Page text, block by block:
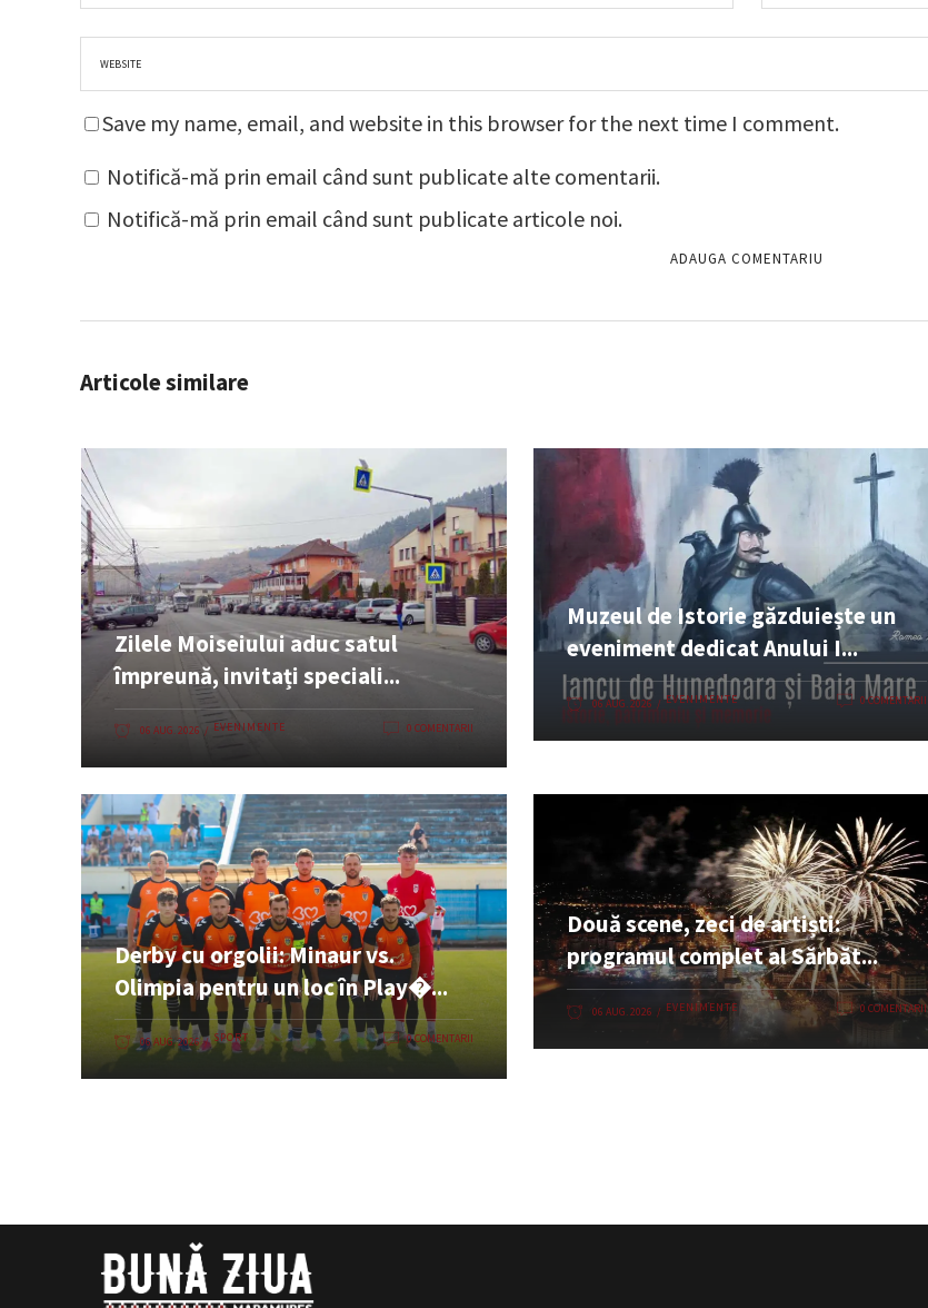
Save my name, email, and website in this browser for the next time I comment.
Notifică-mă prin email când sunt publicate alte comentarii.
Notifică-mă prin email când sunt publicate articole noi.
Articole similare
Zilele Moiseiului aduc satul
împreună, invitați speciali...
06 AUG. 2026 EVENIMENTE 0 COMENTARII
Muzeul de Istorie găzduiește un
eveniment dedicat Anului I...
06 AUG. 2026 EVENIMENTE 0 COMENTARII
Derby cu orgolii: Minaur vs.
Olimpia pentru un loc în Play�...
06 AUG. 2026 SPORT 0 COMENTARII
Două scene, zeci de artiști:
programul complet al Sărbăt...
06 AUG. 2026 EVENIMENTE 0 COMENTARII